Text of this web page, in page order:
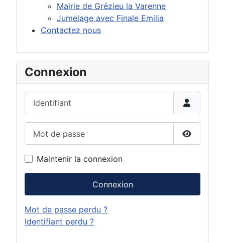
Mairie de Grézieu la Varenne
Jumelage avec Finale Emilia
Contactez nous
Connexion
Afficher
Maintenir la connexion
Connexion
Mot de passe perdu ?
Identifiant perdu ?